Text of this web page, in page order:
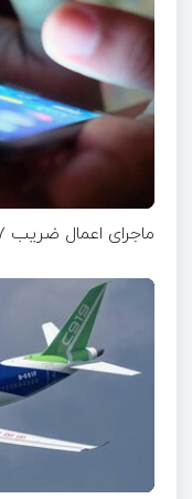
ماجرای اعمال ضریب ۲.۷ برای اینترنت بین‌الملل چیست؟